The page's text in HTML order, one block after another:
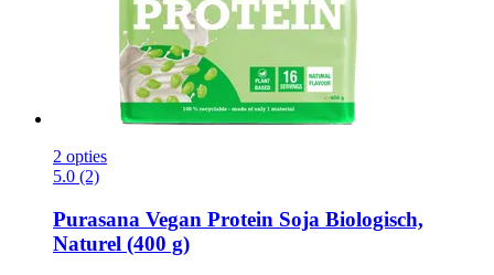
2 opties
5.0 (2)
Purasana Vegan Protein Soja Biologisch,
Naturel (400 g)